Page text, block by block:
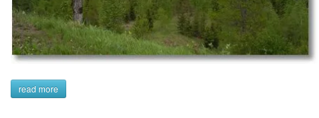
read more